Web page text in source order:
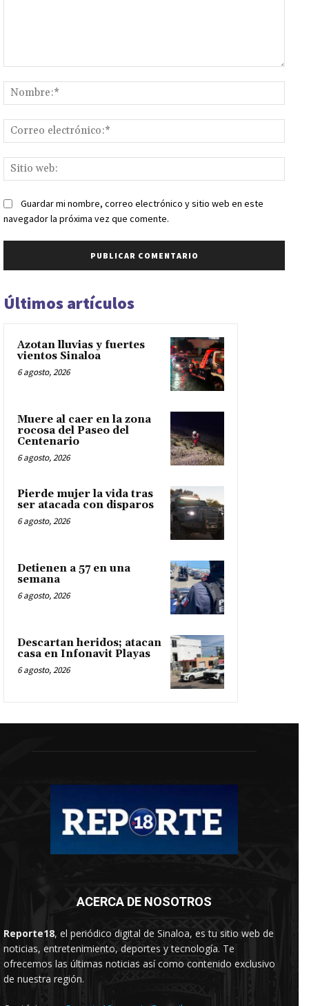
web:
Guardar mi nombre, correo electrónico y sitio web en este
navegador la próxima vez que comente.
Últimos artículos
Azotan lluvias y fuertes
vientos Sinaloa
6 agosto, 2026
Muere al caer en la zona
rocosa del Paseo del
Centenario
6 agosto, 2026
Pierde mujer la vida tras
ser atacada con disparos
6 agosto, 2026
Detienen a 57 en una
semana
6 agosto, 2026
Descartan heridos; atacan
casa en Infonavit Playas
6 agosto, 2026
ACERCA DE NOSOTROS
Reporte18, el periódico digital de Sinaloa, es tu sitio web de
noticias, entretenimiento, deportes y tecnología. Te
ofrecemos las últimas noticias así como contenido exclusivo
de nuestra región.